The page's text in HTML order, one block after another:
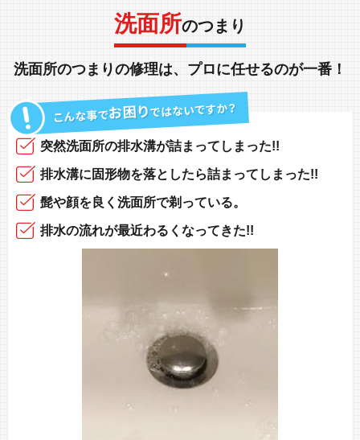
洗面所のつまり
洗面所のつまりの修理は、 プロに任せるのが一番！
突然洗面所の排水溝が詰まってしまった!!
排水溝に固形物を落としたら詰まってしまった!!
髭や顔を良く洗面所で剃っている。
排水の流れが最近わるくなってきた!!